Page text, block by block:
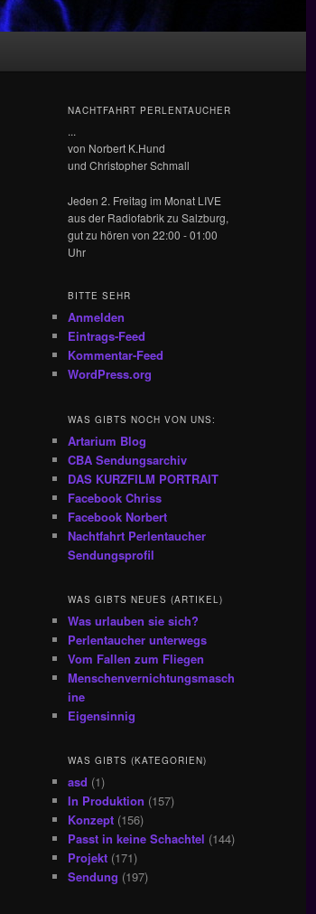
NACHTFAHRT PERLENTAUCHER
...
von Norbert K.Hund
und Christopher Schmall
Jeden 2. Freitag im Monat LIVE
aus der Radiofabrik zu Salzburg,
gut zu hören von 22:00 - 01:00
Uhr
BITTE SEHR
Anmelden
Eintrags-Feed
Kommentar-Feed
WordPress.org
WAS GIBTS NOCH VON UNS:
Artarium Blog
CBA Sendungsarchiv
DAS KURZFILM PORTRAIT
Facebook Chriss
Facebook Norbert
Nachtfahrt Perlentaucher
Sendungsprofil
WAS GIBTS NEUES (ARTIKEL)
Was urlauben sie sich?
Perlentaucher unterwegs
Vom Fallen zum Fliegen
Menschenvernichtungsmasch
ine
Eigensinnig
WAS GIBTS (KATEGORIEN)
asd (1)
In Produktion (157)
Konzept (156)
Passt in keine Schachtel (144)
Projekt (171)
Sendung (197)